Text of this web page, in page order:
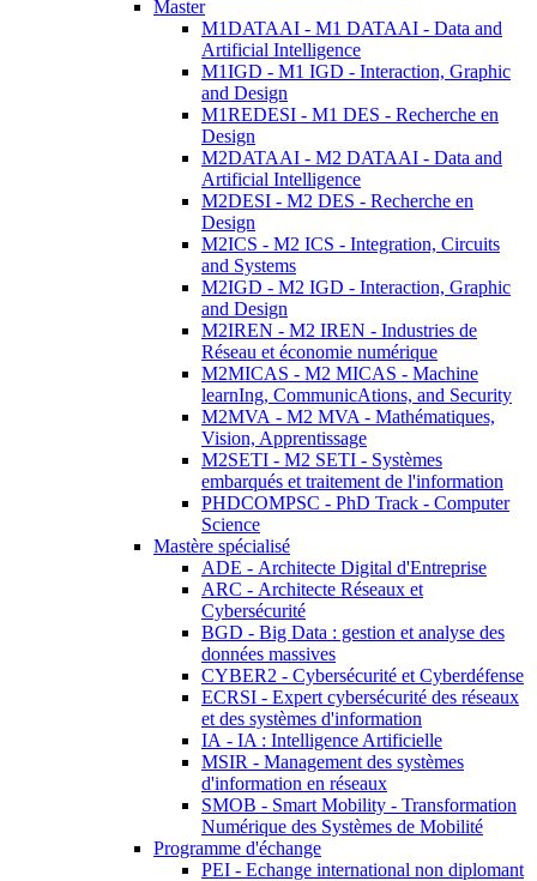
Master
M1DATAAI - M1 DATAAI - Data and
Artificial Intelligence
M1IGD - M1 IGD - Interaction, Graphic
and Design
M1REDESI - M1 DES - Recherche en
Design
M2DATAAI - M2 DATAAI - Data and
Artificial Intelligence
M2DESI - M2 DES - Recherche en
Design
M2ICS - M2 ICS - Integration, Circuits
and Systems
M2IGD - M2 IGD - Interaction, Graphic
and Design
M2IREN - M2 IREN - Industries de
Réseau et économie numérique
M2MICAS - M2 MICAS - Machine
learnIng, CommunicAtions, and Security
M2MVA - M2 MVA - Mathématiques,
Vision, Apprentissage
M2SETI - M2 SETI - Systèmes
embarqués et traitement de l'information
PHDCOMPSC - PhD Track - Computer
Science
Mastère spécialisé
ADE - Architecte Digital d'Entreprise
ARC - Architecte Réseaux et
Cybersécurité
BGD - Big Data : gestion et analyse des
données massives
CYBER2 - Cybersécurité et Cyberdéfense
ECRSI - Expert cybersécurité des réseaux
et des systèmes d'information
IA - IA : Intelligence Artificielle
MSIR - Management des systèmes
d'information en réseaux
SMOB - Smart Mobility - Transformation
Numérique des Systèmes de Mobilité
Programme d'échange
PEI - Echange international non diplomant